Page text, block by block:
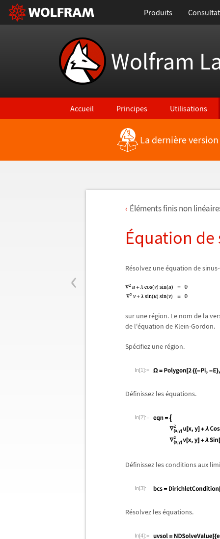
Produits
Wolfram
Accueil Principes Utilisations
La dernière
‹
Éléments finis non liné
Équation de
Résolvez uneéquation de
sur une région. Le nom de la
de l'équation de Klein-Gordon.
Spécifiez une région.
In[1]:=
Définissez leséquations.
In[2]:=
Définissez les conditions aux
In[3]:=
Résolvez leséquations.
In[4]:=